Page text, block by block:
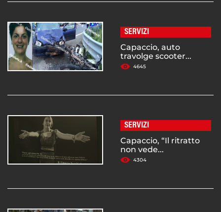
SERVIZI
Capaccio, auto
travolge scooter...
4645
SERVIZI
Capaccio, “Il ritratto
non vede...
4304